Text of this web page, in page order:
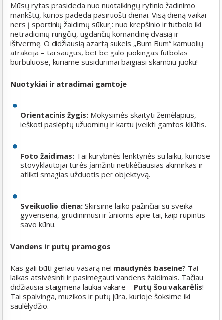
Mūsų rytas prasideda nuo nuotaikingų rytinio žadinimo
mankštų, kurios padeda pasiruošti dienai. Visą dieną vaikai
ners į sportinių žaidimų sūkurį: nuo krepšinio ir futbolo iki
netradicinių rungčių, ugdančių komandinę dvasią ir
ištvermę. O didžiausią azartą sukels „Bum Bum“ kamuolių
atrakcija – tai saugus, bet be galo juokingas futbolas
burbuluose, kuriame susidūrimai baigiasi skambiu juoku!
Nuotykiai ir atradimai gamtoje
Orientacinis žygis: Mokysimės skaityti žemėlapius,
ieškoti paslėptų užuominų ir kartu įveikti gamtos kliūtis.
Foto žaidimas: Tai kūrybinės lenktynės su laiku, kuriose
stovyklautojai turės įamžinti netikėčiausias akimirkas ir
atlikti smagias užduotis per objektyvą.
Sveikuolio diena: Skirsime laiko pažinčiai su sveika
gyvensena, grūdinimusi ir žinioms apie tai, kaip rūpintis
savo kūnu.
Vandens ir putų pramogos
Kas gali būti geriau vasarą nei maudynės baseine? Tai
laikas atsivėsinti ir pasimėgauti vandens žaidimais. Tačiau
didžiausia staigmena laukia vakare – Putų šou vakarėlis!
Tai spalvinga, muzikos ir putų jūra, kurioje šoksime iki
saulėlydžio.